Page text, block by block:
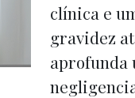
clínica e
gravidez
aprofunda